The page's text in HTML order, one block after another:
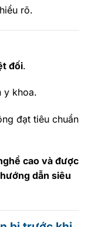
rõ.
đối.
y khoa.
đạt tiêu chuẩn
cao và được
dẫn siêu